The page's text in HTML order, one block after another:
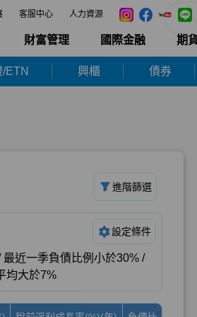
客服中心 人力資源
財富管理 國際金融 期
ETN 興櫃 債券